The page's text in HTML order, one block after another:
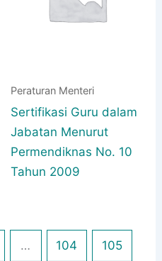
Peraturan Menteri
Sertifikasi Guru dalam
Jabatan Menurut
Permendiknas No. 10
Tahun 2009
… 104 105